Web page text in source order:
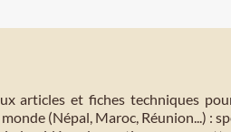
articles et fiches techniques
(Népal, Maroc, Réunion...) :